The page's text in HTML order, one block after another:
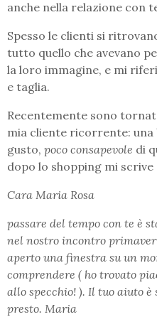
anche nella relazione con
Spesso le clienti si
tutto quello che avevano
la loro immagine, e mi
e taglia.
Recentemente sono
mia cliente ricorrente:
gusto, poco consapevole di
dopo lo shopping mi scrive
Cara Maria Rosa
passare del tempo con te è
nel nostro incontro
aperto una finestra su un
comprendere ( ho trovato
allo specchio! ). Il tuo aiuto
presto. Maria